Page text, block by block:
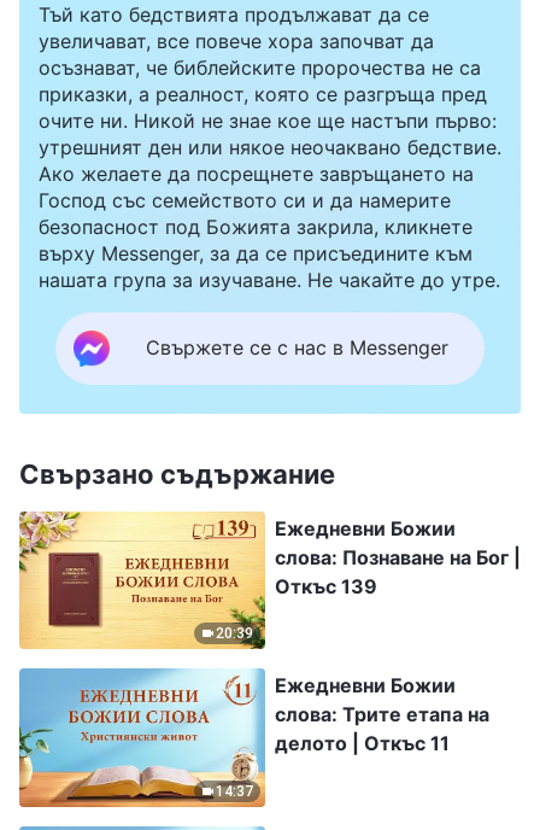
Тъй като бедствията продължават да се
увеличават, все повече хора започват да
осъзнават, че библейските пророчества не са
приказки, а реалност, която се разгръща пред
очите ни. Никой не знае кое ще настъпи първо:
утрешният ден или някое неочаквано бедствие.
Ако желаете да посрещнете завръщането на
Господ със семейството си и да намерите
безопасност под Божията закрила, кликнете
върху Messenger, за да се присъедините към
нашата група за изучаване. Не чакайте до утре.
Свържете се с нас в Messenger
Свързано съдържание
20:39
Ежедневни Божии
слова: Познаване на Бог |
Откъс 139
14:37
Ежедневни Божии
слова: Трите етапа на
делото | Откъс 11